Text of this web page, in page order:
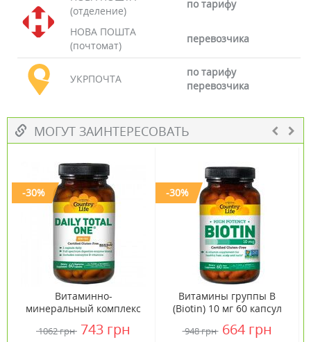
(отделение)
по тарифу
НОВА ПОШТА
(почтомат)
перевозчика
УКРПОЧТА
по тарифу
перевозчика
МОГУТ ЗАИНТЕРЕСОВАТЬ
-30%
Витаминно-
минеральный комплекс
железа 60 капсул ТМ
1062 грн 743 грн
-30%
Витамины группы В
(Biotin) 10 мг 60 капсул
Country Life
948 грн 664 грн